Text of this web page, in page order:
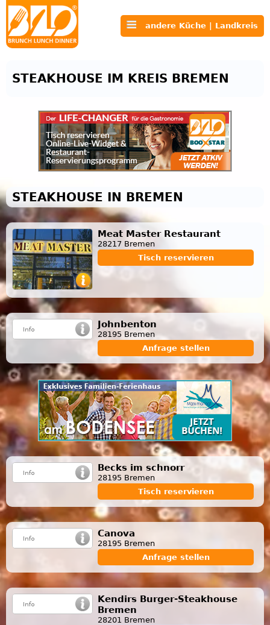
andere Küche | Landkreis
STEAKHOUSE IM KREIS BREMEN
STEAKHOUSE IN BREMEN
Meat Master Restaurant
28217 Bremen
Tisch reservieren
Johnbenton
28195 Bremen
Anfrage stellen
Becks im schnorr
28195 Bremen
Tisch reservieren
Canova
28195 Bremen
Anfrage stellen
Kendirs Burger-Steakhouse
Bremen
28201 Bremen